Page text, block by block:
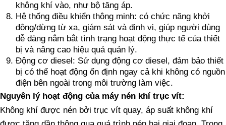
không khí vào, như bộ tăng áp.
Hệ thống điều khiển thông minh: có chức năng khởi
động/dừng từ xa, giám sát và định vị, giúp người dùng
dễ dàng nắm bắt tình trạng hoạt động thực tế của thiết
bị và nâng cao hiệu quả quản lý.
Động cơ diesel: Sử dụng động cơ diesel, đảm bảo thiết
bị có thể hoạt động ổn định ngay cả khi không có nguồn
điện bên ngoài trong môi trường làm việc.
Nguyên lý hoạt động của máy nén khí trục vít:
Không khí được nén bởi trục vít quay, áp suất không khí